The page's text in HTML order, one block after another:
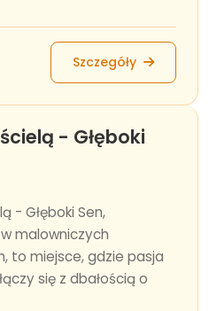
Szczegóły
- Głęboki
- Głęboki Sen,
malowniczych
to miejsce, gdzie pasja
się z dbałością o